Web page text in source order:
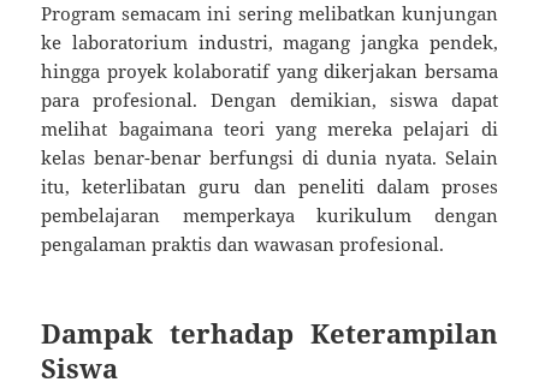
Program semacam ini sering melibatkan kunjungan
ke laboratorium industri, magang jangka pendek,
hingga proyek kolaboratif yang dikerjakan bersama
para profesional. Dengan demikian, siswa dapat
melihat bagaimana teori yang mereka pelajari di
kelas benar-benar berfungsi di dunia nyata. Selain
itu, keterlibatan guru dan peneliti dalam proses
pembelajaran memperkaya kurikulum dengan
pengalaman praktis dan wawasan profesional.
Dampak terhadap Keterampilan
Siswa